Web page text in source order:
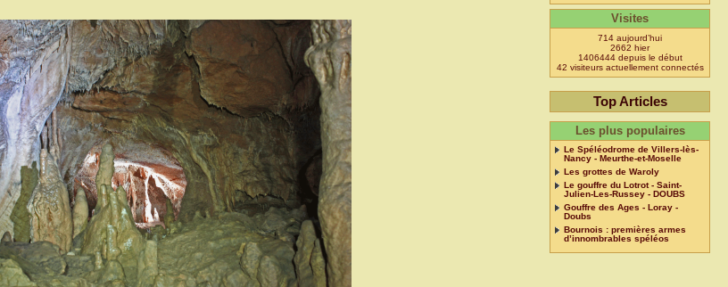
Visites
714 aujourd’hui
2662 hier
1406444 depuis le début
42 visiteurs actuellement connectés
Top Articles
Les plus populaires
Le Spéléodrome de Villers-lès-
Nancy - Meurthe-et-Moselle
Les grottes de Waroly
Le gouffre du Lotrot - Saint-
Julien-Les-Russey - DOUBS
Gouffre des Ages - Loray -
Doubs
Bournois : premières armes
d’innombrables spéléos